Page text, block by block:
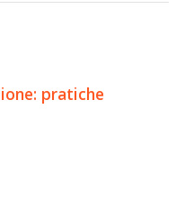
pratiche